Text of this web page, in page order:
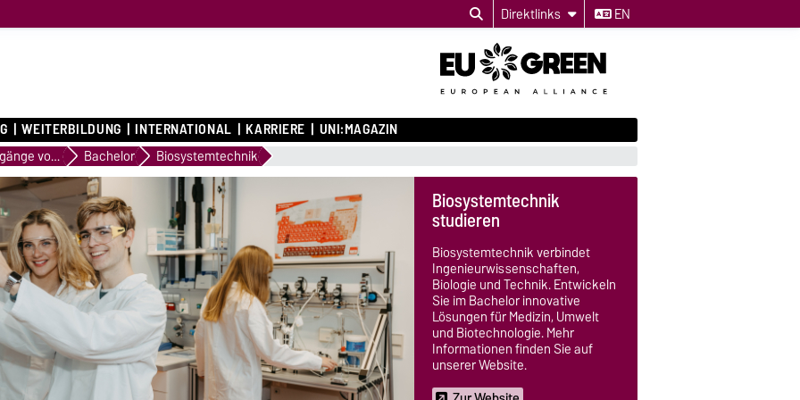
Direktlinks EN
WEITERBILDUNG INTERNATIONAL KARRIERE UNI:MAGAZIN
Studiengänge von A bis Z Bachelor Biosystemtechnik
Biosystemtechnik
studieren
Biosystemtechnik verbindet
Ingenieurwissenschaften,
Biologie und Technik. Entwickeln
Sie im Bachelor innovative
Lösungen für Medizin, Umwelt
und Biotechnologie. Mehr
Informationen finden Sie auf
unserer Website.